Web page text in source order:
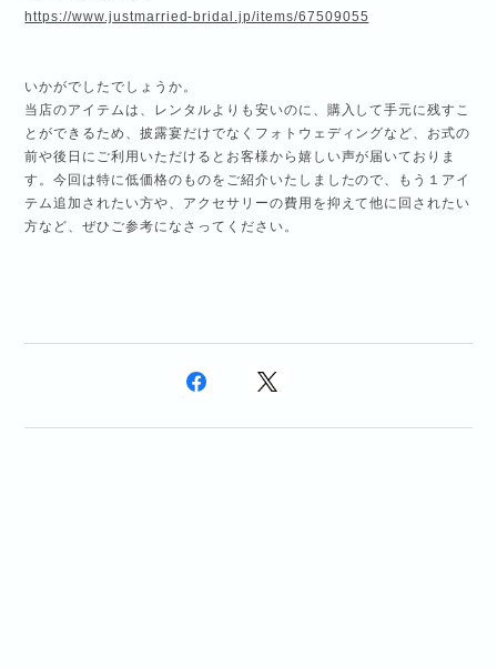
https://www.justmarried-bridal.jp/items/67509055
いかがでしたでしょうか。
当店のアイテムは、レンタルよりも安いのに、購入して手元に残すこ
とができるため、披露宴だけでなくフォトウェディングなど、お式の
前や後日にご利用いただけるとお客様から嬉しい声が届いておりま
す。今回は特に低価格のものをご紹介いたしましたので、もう１アイ
テム追加されたい方や、アクセサリーの費用を抑えて他に回されたい
方など、ぜひご参考になさってください。